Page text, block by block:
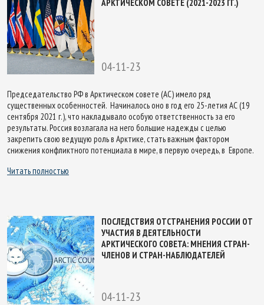
АРКТИЧЕСКОМ СОВЕТЕ (2021-2023 ГГ.)
04-11-23
Председательство РФ в Арктическом совете (АС) имело ряд
существенных особенностей. Начиналось оно в год его 25-летия АС (19
сентября 2021 г.), что накладывало особую ответственность за его
результаты. Россия возлагала на него большие надежды с целью
закрепить свою ведущую роль в Арктике, стать важным фактором
снижения конфликтного потенциала в мире, в первую очередь, в Европе.
Читать полностью
ПОСЛЕДСТВИЯ ОТСТРАНЕНИЯ РОССИИ ОТ
УЧАСТИЯ В ДЕЯТЕЛЬНОСТИ
АРКТИЧЕСКОГО СОВЕТА: МНЕНИЯ СТРАН-
ЧЛЕНОВ И СТРАН-НАБЛЮДАТЕЛЕЙ
04-11-23